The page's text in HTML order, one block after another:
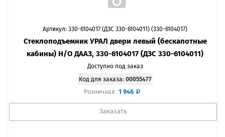
Артикул: 330-6104017 (ДЗС 330-6104011) (330-6104017)
Стеклоподъемник УРАЛ двери левый (беcкапотные
кабины) Н/О ДААЗ, 330-6104017 (ДЗС 330-6104011)
Доступно под заказ
Код для заказа: 00055477
Розничная 1 946
Заказать